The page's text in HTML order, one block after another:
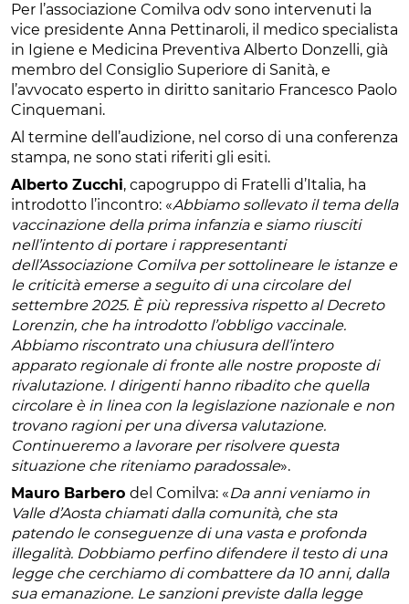
Per l’associazione Comilva odv sono intervenuti la
vice presidente Anna Pettinaroli, il medico specialista
in Igiene e Medicina Preventiva Alberto Donzelli, già
membro del Consiglio Superiore di Sanità, e
l’avvocato esperto in diritto sanitario Francesco Paolo
Cinquemani.
Al termine dell’audizione, nel corso di una conferenza
stampa, ne sono stati riferiti gli esiti.
Alberto Zucchi, capogruppo di Fratelli d’Italia, ha
introdotto l’incontro: «Abbiamo sollevato il tema della
vaccinazione della prima infanzia e siamo riusciti
nell’intento di portare i rappresentanti
dell’Associazione Comilva per sottolineare le istanze e
le criticità emerse a seguito di una circolare del
settembre 2025. È più repressiva rispetto al Decreto
Lorenzin, che ha introdotto l’obbligo vaccinale.
Abbiamo riscontrato una chiusura dell’intero
apparato regionale di fronte alle nostre proposte di
rivalutazione. I dirigenti hanno ribadito che quella
circolare è in linea con la legislazione nazionale e non
trovano ragioni per una diversa valutazione.
Continueremo a lavorare per risolvere questa
situazione che riteniamo paradossale».
Mauro Barbero del Comilva: «Da anni veniamo in
Valle d’Aosta chiamati dalla comunità, che sta
patendo le conseguenze di una vasta e profonda
illegalità. Dobbiamo perfino difendere il testo di una
legge che cerchiamo di combattere da 10 anni, dalla
sua emanazione. Le sanzioni previste dalla legge